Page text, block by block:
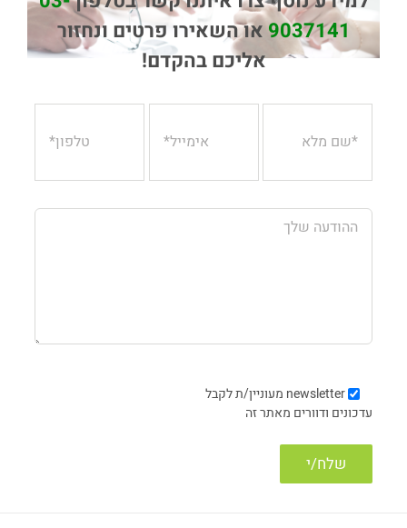
9037141או השאירו פרטים ונחזור
אליכם בהקדם!
newsletter מעוניין/ת לקבל
עדכונים ודוורים מאתר זה